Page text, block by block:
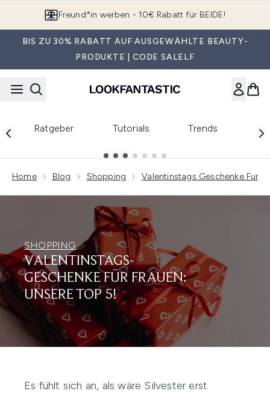
Freund*in werben - 10€ Rabatt für BEIDE!
BIS ZU 30% RABATT AUF AUSGEWÄHLTE BEAUTY-
PRODUKTE | CODE SALELF
Ratgeber Tutorials Trends
Home Blog Shopping Valentinstags Geschenke Fur
SHOPPING
VALENTINSTAGS-
GESCHENKE FÜR FRAUEN:
UNSERE TOP 5!
Es fühlt sich an, als wäre Silvester erst